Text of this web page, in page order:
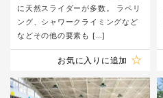
に天然スライダーが多数。 ラペリ
ング、シャワークライミングなど
などその他の要素も […]
お気に入りに追加